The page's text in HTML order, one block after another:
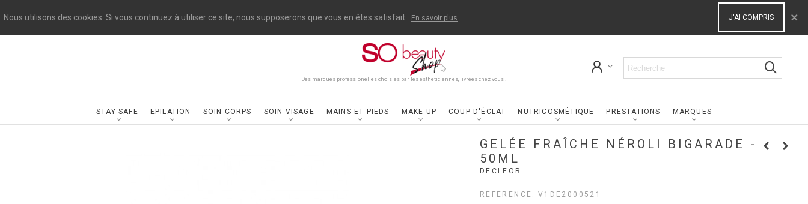
Nous utilisons des cookies. Si vous continuez à utiliser ce site, nous supposerons que vous en êtes satisfait. En savoir plus J'AI COMPRIS ×
Des marques professionelles choisies par les estheticiennes, livrées chez vous !
STAY SAFE EPILATION SOIN CORPS SOIN VISAGE MAINS ET PIEDS MAKE UP COUP D'ÉCLAT NUTRICOSMÉTIQUE PRESTATIONS MARQUES
GELÉE FRAÎCHE NÉROLI BIGARADE -
50ML
DECLEOR
REFERENCE: V1DE2000521